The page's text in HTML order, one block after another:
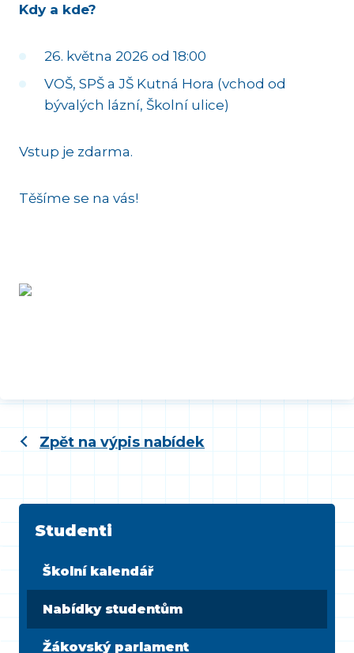
Kdy a kde?
26. května 2026 od 18:00
VOŠ, SPŠ a JŠ Kutná Hora (vchod od
bývalých lázní, Školní ulice)
Vstup je zdarma.
Těšíme se na vás!
Zpět na výpis nabídek
Studenti
Školní kalendář
Nabídky studentům
Žákovský parlament